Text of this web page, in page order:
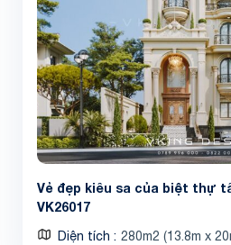
Vẻ đẹp kiêu sa của biệt thự
VK26017
Diện tích 280m2 (13.8m x